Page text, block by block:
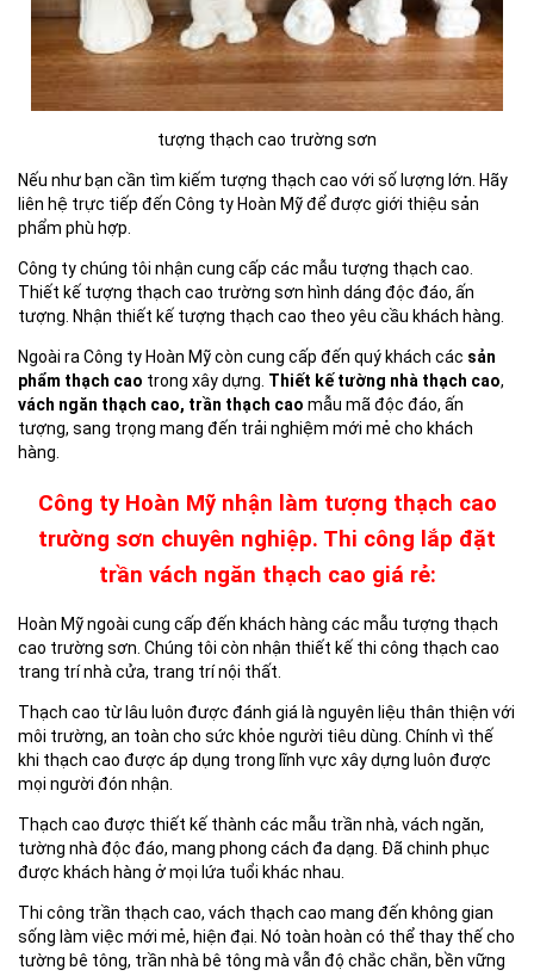
tượng thạch cao trường sơn
Nếu như bạn cần tìm kiếm tượng thạch cao với số lượng lớn. Hãy
liên hệ trực tiếp đến Công ty Hoàn Mỹ để được giới thiệu sản
phẩm phù hợp.
Công ty chúng tôi nhận cung cấp các mẫu tượng thạch cao.
Thiết kế tượng thạch cao trường sơn hình dáng độc đáo, ấn
tượng. Nhận thiết kế tượng thạch cao theo yêu cầu khách hàng.
Ngoài ra Công ty Hoàn Mỹ còn cung cấp đến quý khách các sản
phẩm thạch cao trong xây dựng. Thiết kế tường nhà thạch cao,
vách ngăn thạch cao, trần thạch cao mẫu mã độc đáo, ấn
tượng, sang trọng mang đến trải nghiệm mới mẻ cho khách
hàng.
Công ty Hoàn Mỹ nhận làm tượng thạch cao
trường sơn chuyên nghiệp. Thi công lắp đặt
trần vách ngăn thạch cao giá rẻ:
Hoàn Mỹ ngoài cung cấp đến khách hàng các mẫu tượng thạch
cao trường sơn. Chúng tôi còn nhận thiết kế thi công thạch cao
trang trí nhà cửa, trang trí nội thất.
Thạch cao từ lâu luôn được đánh giá là nguyên liệu thân thiện với
môi trường, an toàn cho sức khỏe người tiêu dùng. Chính vì thế
khi thạch cao được áp dụng trong lĩnh vực xây dựng luôn được
mọi người đón nhận.
Thạch cao được thiết kế thành các mẫu trần nhà, vách ngăn,
tường nhà độc đáo, mang phong cách đa dạng. Đã chinh phục
được khách hàng ở mọi lứa tuổi khác nhau.
Thi công trần thạch cao, vách thạch cao mang đến không gian
sống làm việc mới mẻ, hiện đại. Nó toàn hoàn có thể thay thế cho
tường bê tông, trần nhà bê tông mà vẫn độ chắc chắn, bền vững